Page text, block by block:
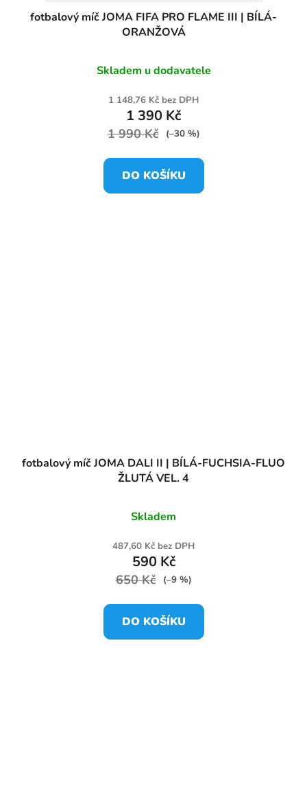
fotbalový míč JOMA FIFA PRO FLAME III | BÍLÁ-
ORANŽOVÁ
Skladem u dodavatele
1 148,76 Kč bez DPH
1 390 Kč
1 990 Kč (–30 %)
DO KOŠÍKU
fotbalový míč JOMA DALI II | BÍLÁ-FUCHSIA-FLUO
ŽLUTÁ VEL. 4
Skladem
487,60 Kč bez DPH
590 Kč
650 Kč (–9 %)
DO KOŠÍKU